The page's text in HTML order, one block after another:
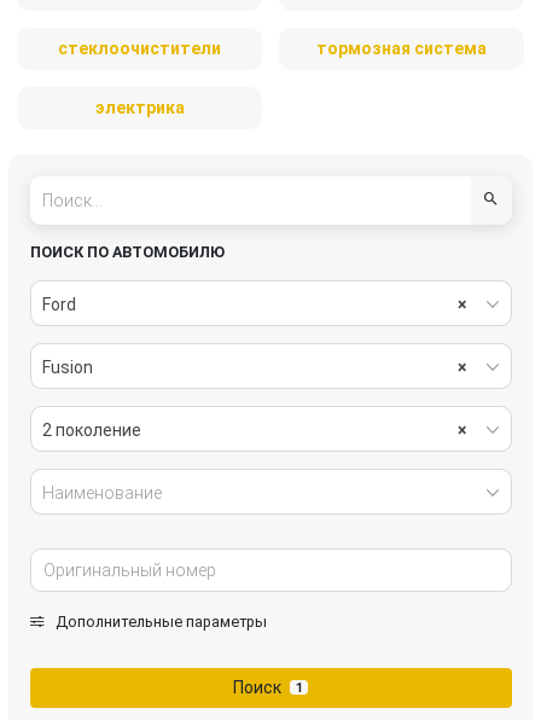
стеклоочистители тормозная система
электрика
ПОИСК ПО АВТОМОБИЛЮ
×
Ford
×
Fusion
×
2 поколение
Наименование
Дополнительные параметры
Поиск 1